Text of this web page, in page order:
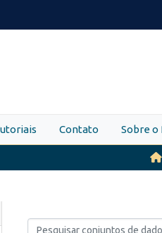
Contato Sobre o